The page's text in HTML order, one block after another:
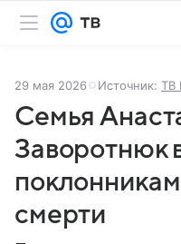
29 мая 2026 Источник: ТВ
Семья
Заворотнюк
смерти